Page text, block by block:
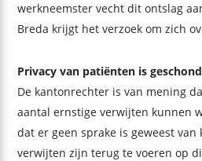
werkneemster vecht dit ontslag
Breda krijgt het verzoek om zich
Privacy van patiënten is
De kantonrechter is van mening
aantal ernstige verwijten kunnen
dat er geen sprake is geweest van
verwijten zijn terug te voeren op